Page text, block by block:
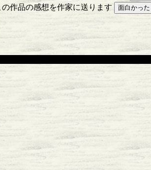
の作品の感想を作家に送ります